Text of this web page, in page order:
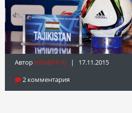
Автор Info@fft.tj | 17.11.2015
2 комментария